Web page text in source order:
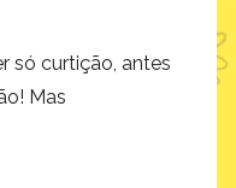
só curtição, antes
Mas